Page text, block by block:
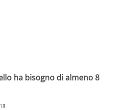
ha bisogno di almeno 8